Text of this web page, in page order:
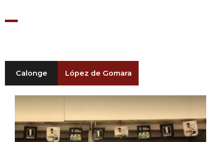
Calonge López de Gomara